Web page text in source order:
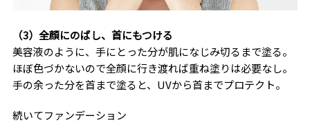
（3）全顔にのばし、首にもつける
美容液のように、手にとった分が肌になじみ切るまで塗る。
ほぼ色づかないので全顔に行き渡れば重ね塗りは必要なし。
手の余った分を首まで塗ると、UVから首までプロテクト。
続いてファンデーション